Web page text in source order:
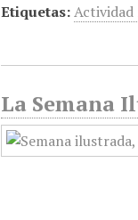
Etiquetas:
La Semana